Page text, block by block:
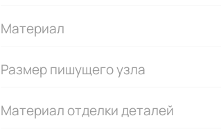
Материал
Размер пишущего узла
Материал отделки деталей